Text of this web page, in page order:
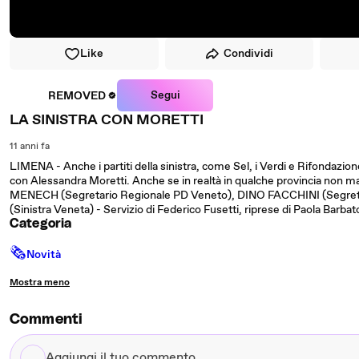
Like Condividi
REMOVED Segui
LA SINISTRA CON MORETTI
11 anni fa
LIMENA - Anche i partiti della sinistra, come Sel, i Verdi e
con Alessandra Moretti. Anche se in realtà in qualche provincia non
MENECH (Segretario Regionale PD Veneto), DINO FACCHINI
(Sinistra Veneta) - Servizio di Federico Fusetti, riprese di Paola
Categoria
🗞Novità
Mostra meno
Commenti